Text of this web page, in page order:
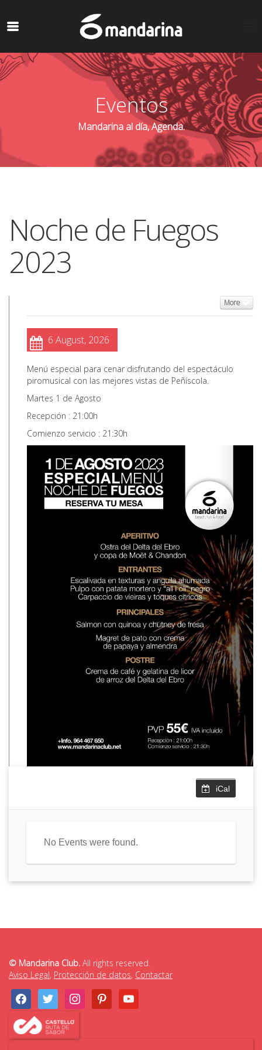
Eventos
Mandarina al día, Agenda.
Noche de Fuegos
2023
More
6 August, 2026
Menú especial para cenar disfrutando del espectáculo
piromusical con las mejores vistas de Peñíscola.
Martes 1 de Agosto
Recepción : 21:00h
Comienzo servicio : 21:30h
iCal
No Events were found.
© Mandarina Club. All rights reserved.
Aviso Legal, Protección de datos, Contactar
facebooktwitter instagrampinterestyoutube